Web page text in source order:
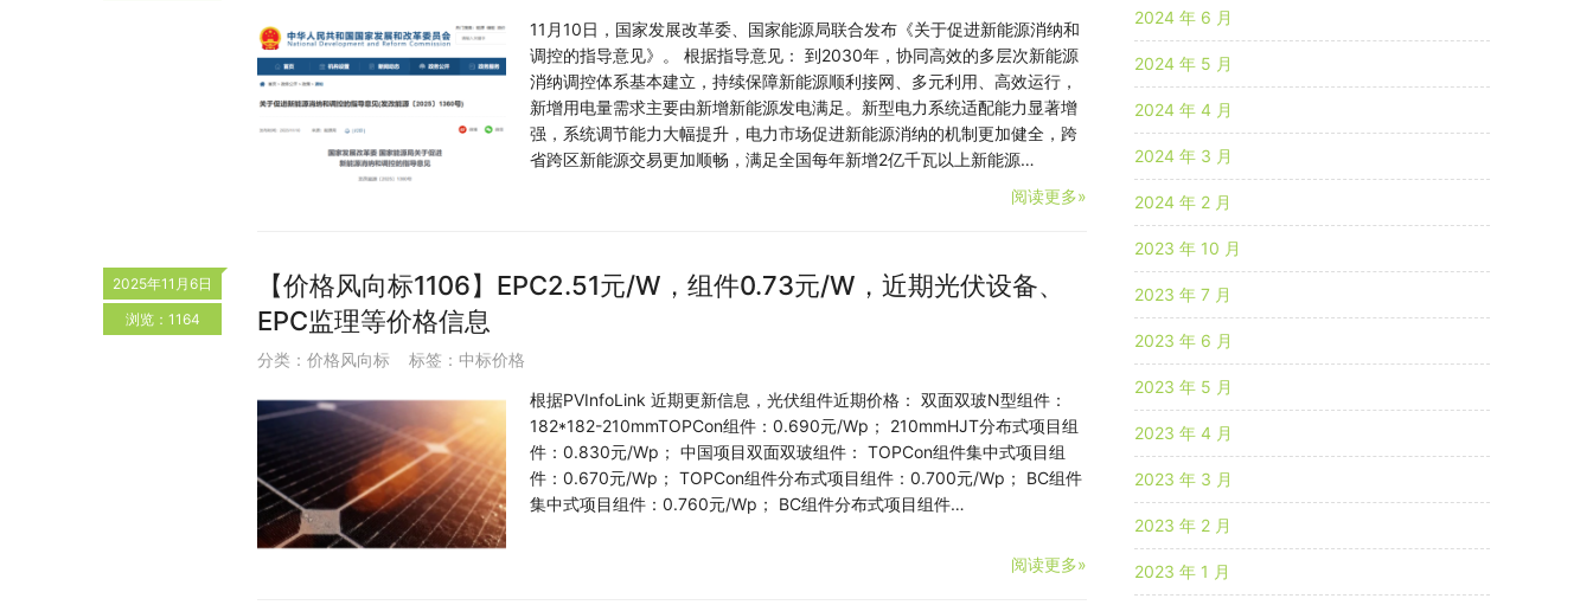
11月10日，国家发展改革委、国家能源局联合发布《关于促进新能源消纳和
调控的指导意见》。 根据指导意见： 到2030年，协同高效的多层次新能源
消纳调控体系基本建立，持续保障新能源顺利接网、多元利用、高效运行，
新增用电量需求主要由新增新能源发电满足。新型电力系统适配能力显著增
强，系统调节能力大幅提升，电力市场促进新能源消纳的机制更加健全，跨
省跨区新能源交易更加顺畅，满足全国每年新增2亿千瓦以上新能源…
阅读更多»
2025年11月6日
浏览：1164
【价格风向标1106】EPC2.51元/W，组件0.73元/W，近期光伏设备、
EPC监理等价格信息
分类： 价格风向标 标签： 中标价格
根据PVInfoLink 近期更新信息，光伏组件近期价格： 双面双玻N型组件：
182*182-210mmTOPCon组件：0.690元/Wp； 210mmHJT分布式项目组
件：0.830元/Wp； 中国项目双面双玻组件： TOPCon组件集中式项目组
件：0.670元/Wp； TOPCon组件分布式项目组件：0.700元/Wp； BC组件
集中式项目组件：0.760元/Wp； BC组件分布式项目组件…
阅读更多»
2024 年 6 月
2024 年 5 月
2024 年 4 月
2024 年 3 月
2024 年 2 月
2023 年 10 月
2023 年 7 月
2023 年 6 月
2023 年 5 月
2023 年 4 月
2023 年 3 月
2023 年 2 月
2023 年 1 月